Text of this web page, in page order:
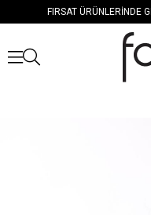
FIRSAT ÜRÜNLERİNDE